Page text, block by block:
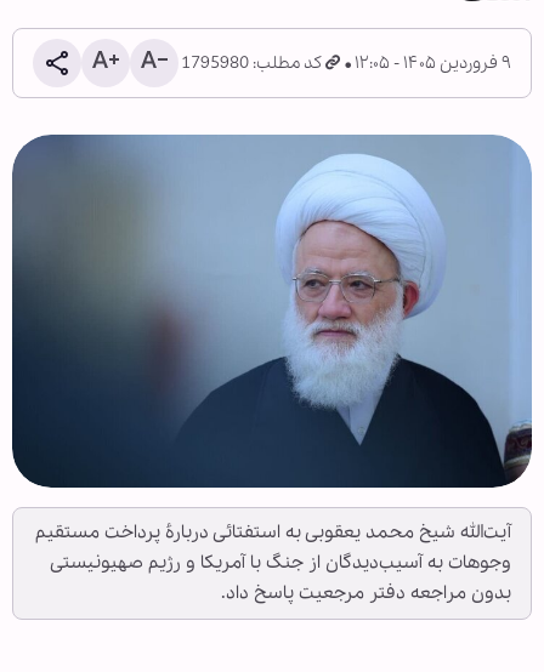
۹ فروردین ۱۴۰۵ - ۱۲:۰۵ کد مطلب: 1795980
آیت‌الله شیخ محمد یعقوبی به استفتائی دربارۀ پرداخت مستقیم
وجوهات به آسیب‌دیدگان از جنگ با آمریکا و رژیم صهیونیستی
بدون مراجعه دفتر مرجعیت پاسخ داد.